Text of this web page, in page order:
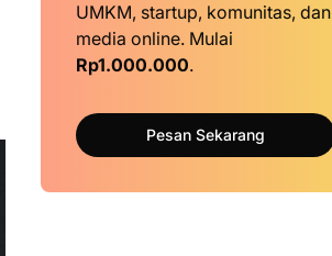
UMKM, startup, komunitas, dan
media online. Mulai
Rp1.000.000.
Pesan Sekarang